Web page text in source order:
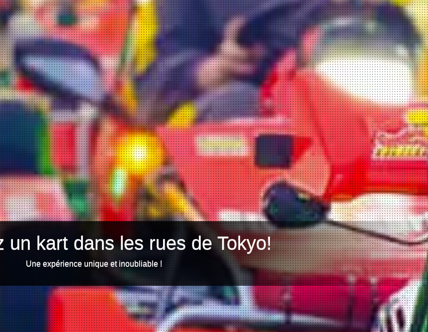
un kart dans les rues de Tokyo!
Une expérience unique et inoubliable !